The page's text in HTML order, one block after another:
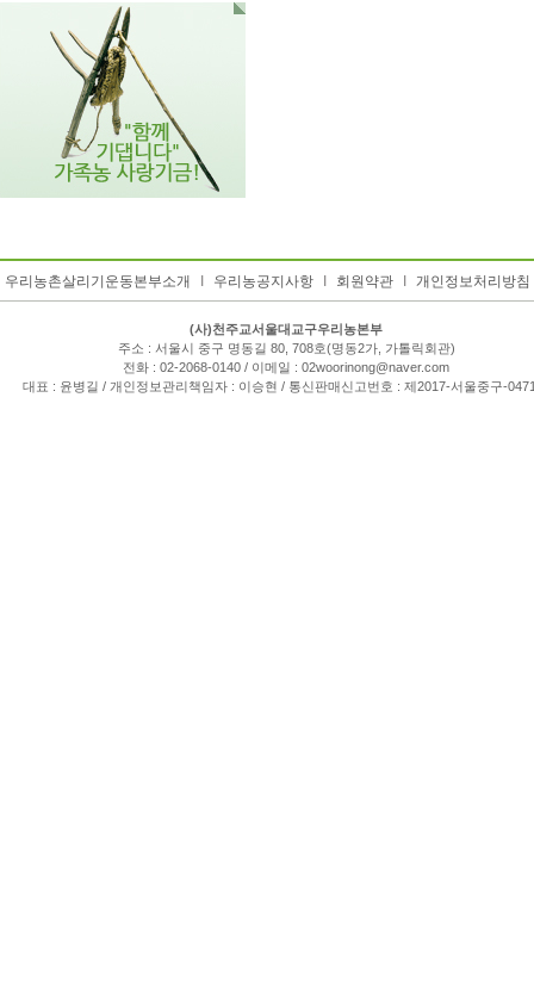
우리농촌살리기운동본부소개 우리농공지사항 회원약관 개인정보처리방침
(사)천주교서울대교구우리농본부
주소 : 서울시 중구 명동길 80, 708호(명동2가, 가톨릭회관)
전화 : 02-2068-0140 / 이메일 : 02woorinong@naver.com
대표 : 윤병길 / 개인정보관리책임자 : 이승현 / 통신판매신고번호 : 제2017-서울중구-